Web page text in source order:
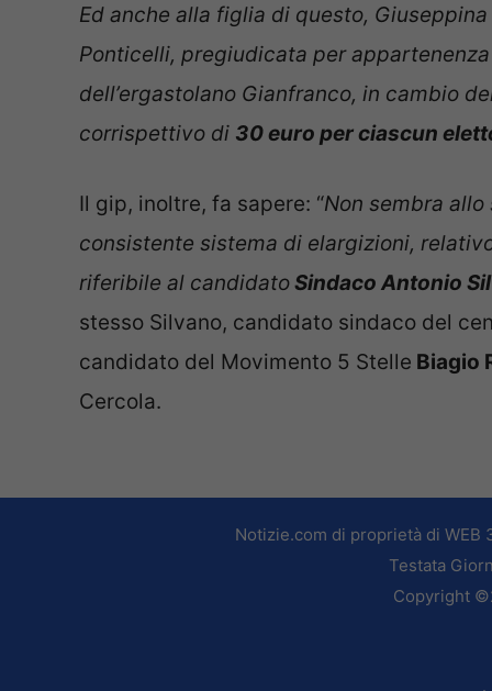
Ed anche alla figlia di questo,
Ponticelli, pregiudicata per
dell’ergastolano Gianfranco, in cambio
corrispettivo di 30 euro per ciascun
Il gip, inoltre, fa sapere: “Non sembra
consistente sistema di elargizioni,
riferibile al candidatoSindaco Antonio
stesso Silvano, candidato sindaco del
candidato del Movimento 5 Stelle Biagio
Cercola.
Notizie.com di proprietà di WEB
Testata
Copyright